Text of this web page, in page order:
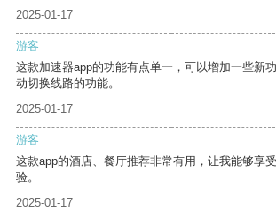
2025-01-17
游客
这款加速器app的功能有点单一，可以增加一些新
动切换线路的功能。
2025-01-17
游客
这款app的酒店、餐厅推荐非常有用，让我能够享
验。
2025-01-17